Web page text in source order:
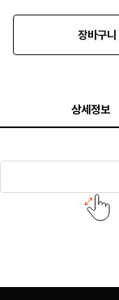
장바구니
상세정보